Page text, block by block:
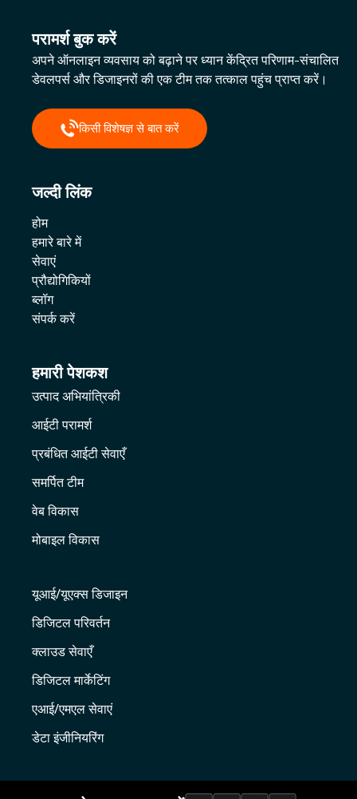
परामर्श बुक करें
अपने ऑनलाइन व्यवसाय को बढ़ाने पर ध्यान केंद्रित परिणाम-संचालित
डेवलपर्स और डिजाइनरों की एक टीम तक तत्काल पहुंच प्राप्त करें।
किसी विशेषज्ञ से बात करें
जल्दी लिंक
होम
हमारे बारे में
सेवाएं
प्रौद्योगिकियों
ब्लॉग
संपर्क करें
हमारी पेशकश
उत्पाद अभियांत्रिकी
आईटी परामर्श
प्रबंधित आईटी सेवाएँ
समर्पित टीम
वेब विकास
मोबाइल विकास
यूआई/यूएक्स डिजाइन
डिजिटल परिवर्तन
क्लाउड सेवाएँ
डिजिटल मार्केटिंग
एआई/एमएल सेवाएं
डेटा इंजीनियरिंग